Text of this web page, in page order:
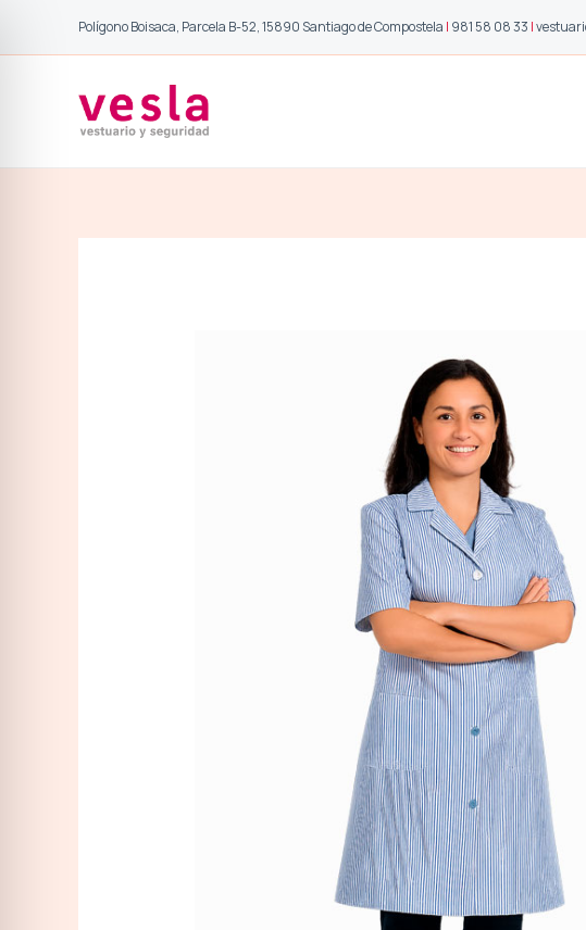
Polígono Boisaca, Parcela B-52, 15890 Santiago de Compostela | 981 58 08 33 |